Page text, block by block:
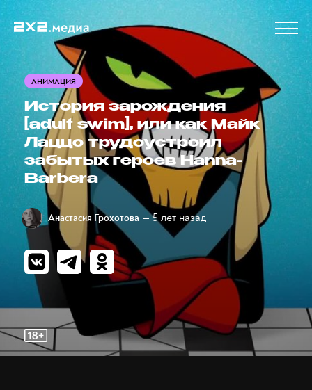
АНИМАЦИЯ
История зарождения
[adult swim], или как Майк
Лаццо трудоустроил
забытых героев Hanna-
Barbera
Анастасия Грохотова — 5 лет назад